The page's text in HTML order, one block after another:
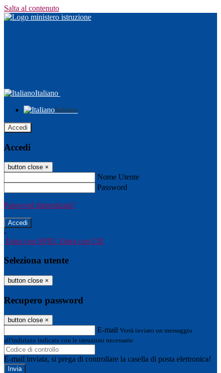
Salta al contenuto
Italiano
Italiano
Accedi
Accedi
button close ×
Nome Utente
Password
Password dimenticata?
-
Entra con SPID Entra con CIE
Seleziona utente
button close ×
Recupero password
button close ×
E-mail Verrà inviato un messaggio
all'indirizzo indicato con le istruzioni necessarie.
E-mail inviata, si prega di controllare la casella di posta elettronica!